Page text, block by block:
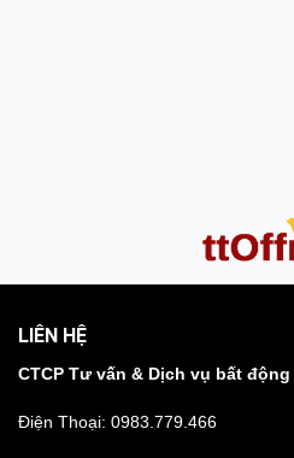
LIÊN HỆ
CTCP Tư vấn & Dịch vụ bất động
Điện Thoại: 0983.779.466